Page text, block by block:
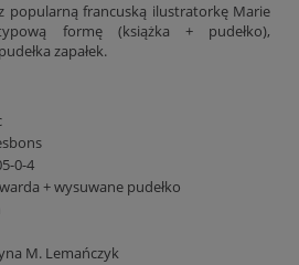
popularną francuską ilustratorkę Marie
formę (książka + pudełko),
zapałek.
0-4
+ wysuwane pudełko
M. Lemańczyk